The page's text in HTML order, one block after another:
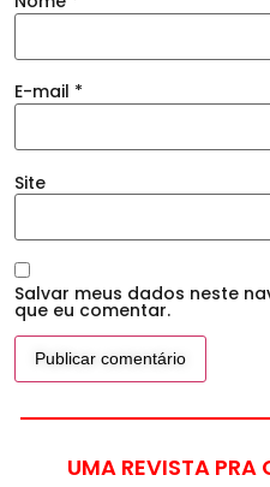
E-mail *
Site
Salvar meus dados neste
que eu comentar.
UMA REVISTA PRA